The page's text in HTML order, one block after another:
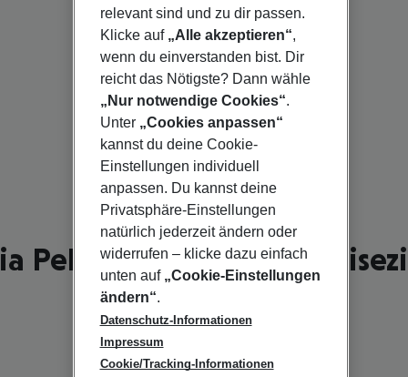
Pelaghia - schönste
relevant sind und zu dir passen.
Klicke auf „Alle akzeptieren“,
wenn du einverstanden bist. Dir
reicht das Nötigste? Dann wähle
„Nur notwendige Cookies“.
Unter „Cookies anpassen“
kannst du deine Cookie-
Einstellungen individuell
anpassen. Du kannst deine
Privatsphäre-Einstellungen
natürlich jederzeit ändern oder
widerrufen – klicke dazu einfach
unten auf „Cookie-Einstellungen
ändern“.
Datenschutz-Informationen
Impressum
Cookie/Tracking-Informationen